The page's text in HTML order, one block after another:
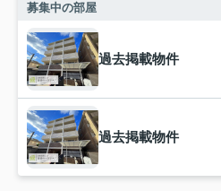
募集中の部屋
過去掲載物件
過去掲載物件